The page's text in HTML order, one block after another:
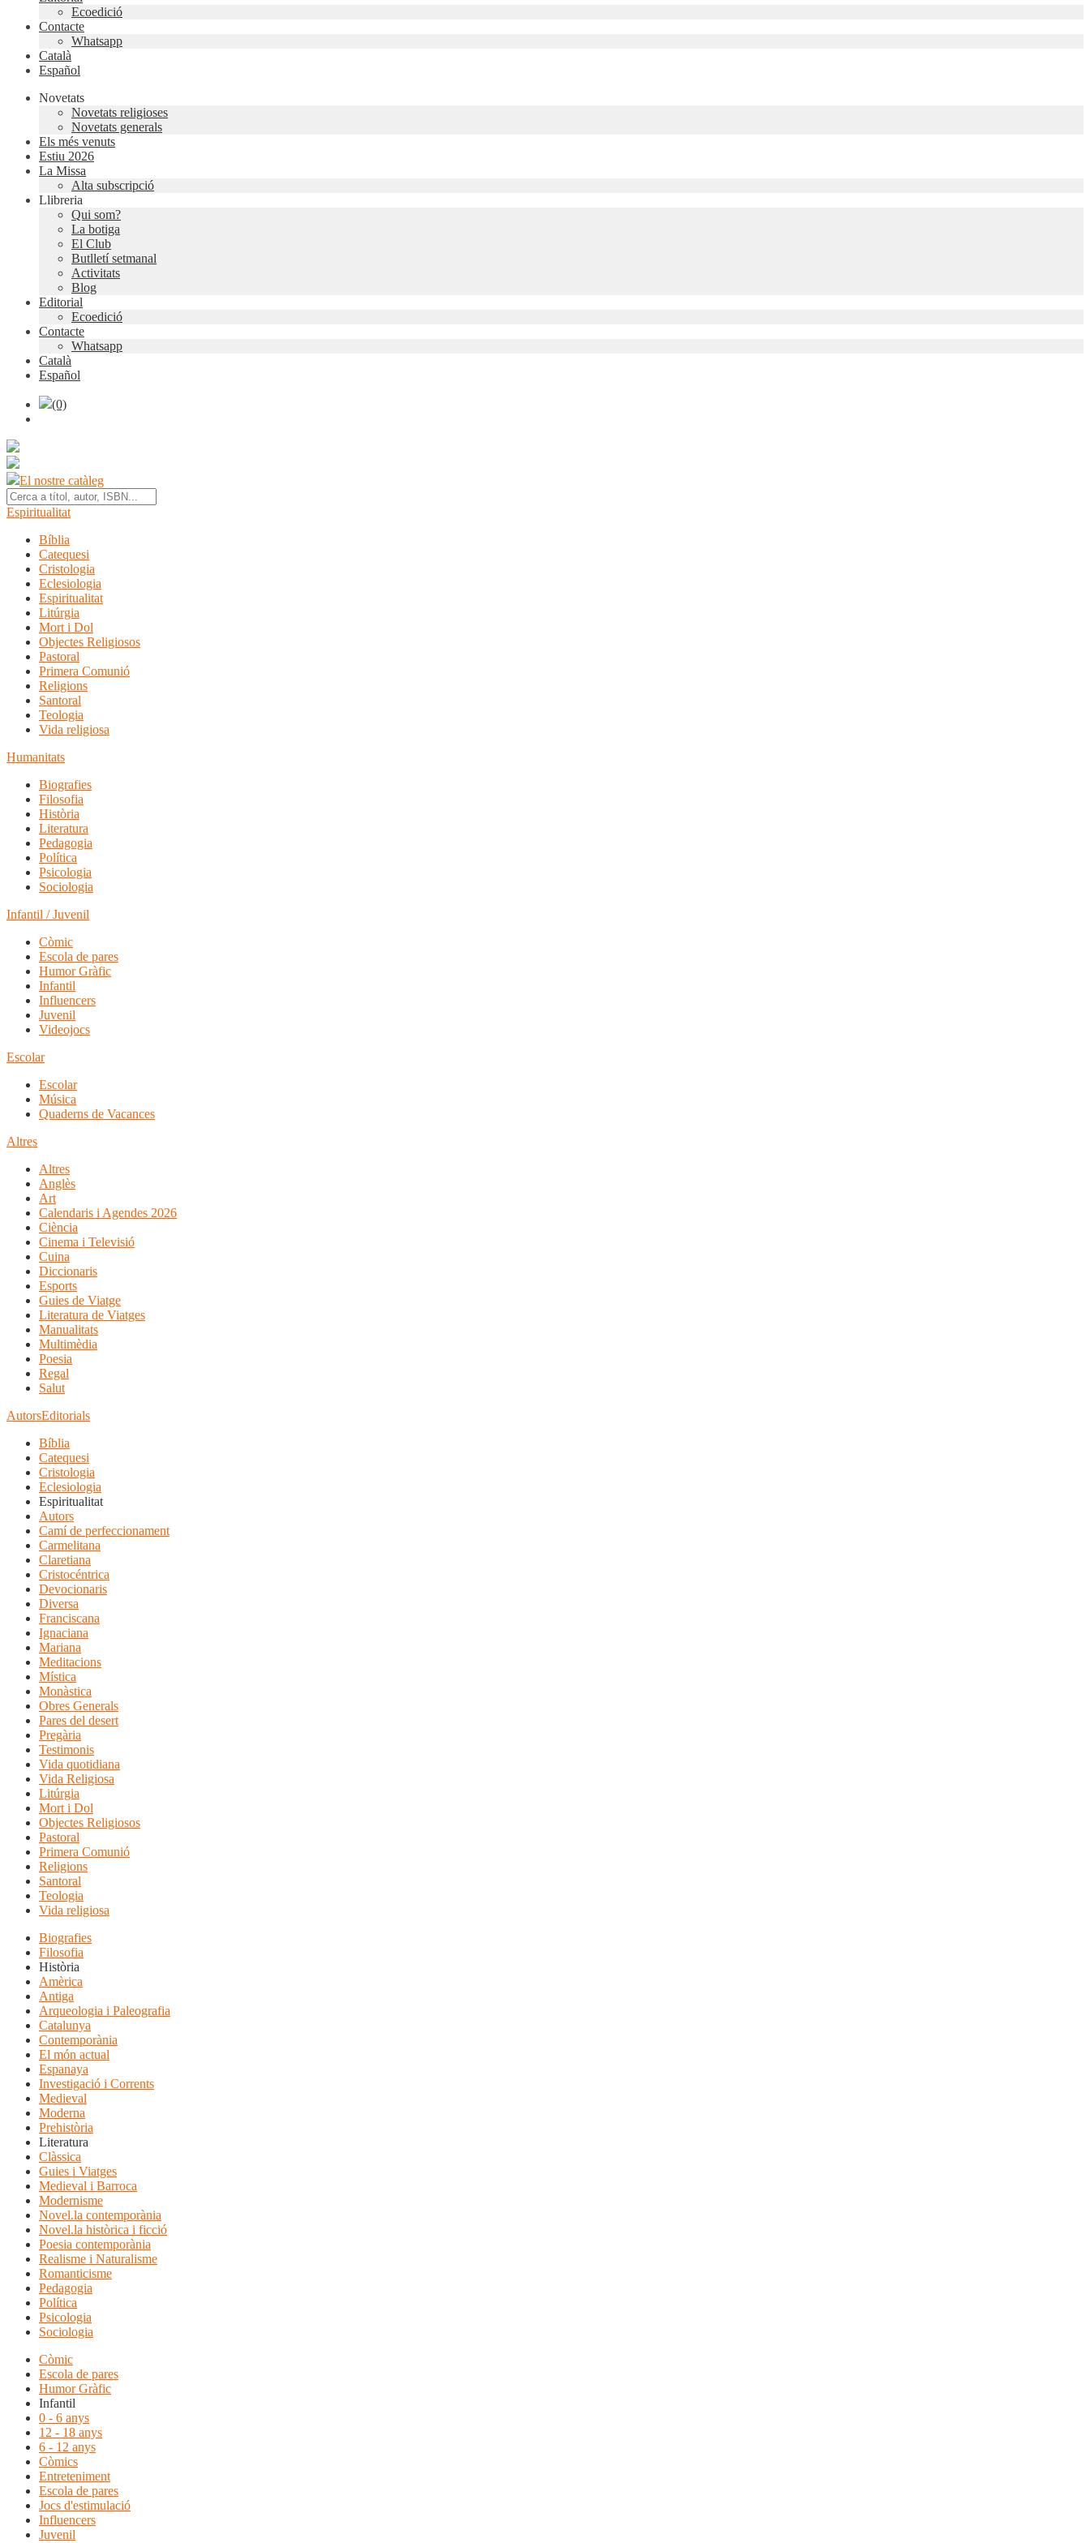
Ecoedició
Contacte
Whatsapp
Català
Español
Novetats
Novetats religioses
Novetats generals
Els més venuts
Estiu 2026
La Missa
Alta subscripció
Llibreria
Qui som?
La botiga
El Club
Butlletí setmanal
Activitats
Blog
Editorial
Ecoedició
Contacte
Whatsapp
Català
Español
(0)
El nostre catàleg
Espiritualitat
Bíblia
Catequesi
Cristologia
Eclesiologia
Espiritualitat
Litúrgia
Mort i Dol
Objectes Religiosos
Pastoral
Primera Comunió
Religions
Santoral
Teologia
Vida religiosa
Humanitats
Biografies
Filosofia
Història
Literatura
Pedagogia
Política
Psicologia
Sociologia
Infantil / Juvenil
Còmic
Escola de pares
Humor Gràfic
Infantil
Influencers
Juvenil
Videojocs
Escolar
Escolar
Música
Quaderns de Vacances
Altres
Altres
Anglès
Art
Calendaris i Agendes 2026
Ciència
Cinema i Televisió
Cuina
Diccionaris
Esports
Guies de Viatge
Literatura de Viatges
Manualitats
Multimèdia
Poesia
Regal
Salut
AutorsEditorials
Bíblia
Catequesi
Cristologia
Eclesiologia
Espiritualitat
Autors
Camí de perfeccionament
Carmelitana
Claretiana
Cristocéntrica
Devocionaris
Diversa
Franciscana
Ignaciana
Mariana
Meditacions
Mística
Monàstica
Obres Generals
Pares del desert
Pregària
Testimonis
Vida quotidiana
Vida Religiosa
Litúrgia
Mort i Dol
Objectes Religiosos
Pastoral
Primera Comunió
Religions
Santoral
Teologia
Vida religiosa
Biografies
Filosofia
Història
Amèrica
Antiga
Arqueologia i Paleografia
Catalunya
Contemporània
El món actual
Espanaya
Investigació i Corrents
Medieval
Moderna
Prehistòria
Literatura
Clàssica
Guies i Viatges
Medieval i Barroca
Modernisme
Novel.la contemporània
Novel.la històrica i ficció
Poesia contemporània
Realisme i Naturalisme
Romanticisme
Pedagogia
Política
Psicologia
Sociologia
Còmic
Escola de pares
Humor Gràfic
Infantil
0 - 6 anys
12 - 18 anys
6 - 12 anys
Còmics
Entreteniment
Escola de pares
Jocs d'estimulació
Influencers
Juvenil